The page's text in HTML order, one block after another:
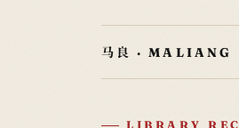
LIBRARY